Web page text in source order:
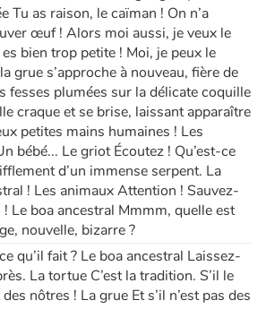
Tu as raison, le caïman ! On n’a
œuf ! Alors moi aussi, je veux le
bien trop petite ! Moi, je peux le
grue s’approche à nouveau, fière de
fesses plumées sur la délicate coquille
craque et se brise, laissant apparaître
petites mains humaines ! Les
bébé... Le griot Écoutez ! Qu’est-ce
d’un immense serpent. La
! Les animaux Attention ! Sauvez-
Le boa ancestral Mmmm, quelle est
nouvelle, bizarre ?
qu’il fait ? Le boa ancestral Laissez-
La tortue C’est la tradition. S’il le
des nôtres ! La grue Et s’il n’est pas des